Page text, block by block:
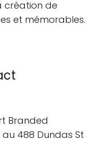
création de
et mémorables.
Branded
488 Dundas St